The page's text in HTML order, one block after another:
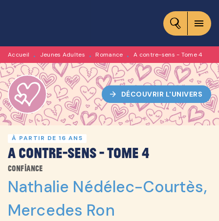
CONTENU
menu
Accueil • Jeunes Adultes • Romance • A contre-sens - Tome 4
arrow_forward DÉCOUVRIR L'UNIVERS
À PARTIR DE 16 ANS
A contre-sens - Tome 4
Confiance
Nathalie Nédélec-Courtès,
Mercedes Ron